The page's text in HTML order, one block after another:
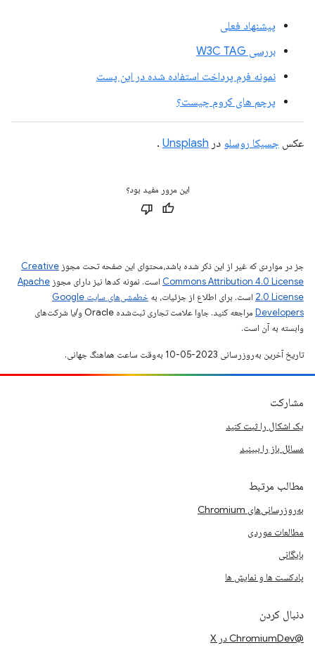
پیشنهاد فعلی
بررسی W3C TAG
نمونه فرم پرداخت استفاده شده در این پست
پرچم های کروم چیست؟
عکس جسیکا روسلو در Unsplash
.
این مرور مفید بود؟
جز در مواردی که غیر از این ذکر شده باشد،‌محتوای این صفحه تحت مجوز Creative
Commons Attribution 4.0 License است. نمونه کدها نیز دارای مجوز Apache
2.0 License است. برای اطلاع از جزئیات، به
خطمشی‌های سایت Google
Developers‏
مراجعه کنید. جاوا علامت تجاری ثبت‌شده Oracle و/یا شرکت‌های
وابسته به آن است.
تاریخ آخرین به‌روزرسانی 2023-05-10 به‌وقت ساعت هماهنگ جهانی.
مشارکت
یک اشکال را ثبت کنید
مسائل باز را ببینید
مطالب مرتبط
به‌روزرسانی‌های Chromium
مطالعات موردی
بایگانی
پادکست ها و نمایش ها
دنبال کردن
@ChromiumDev در X